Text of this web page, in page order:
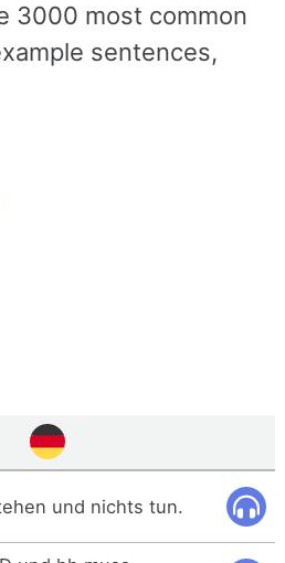
3000 most common
sentences,
und nichts tun.